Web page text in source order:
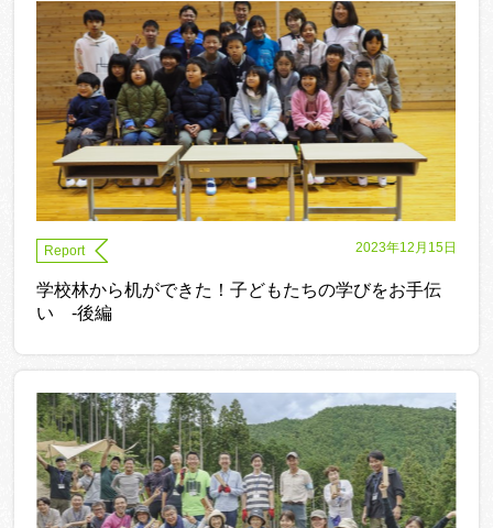
Report 2023年12月15日
学校林から机ができた！子どもたちの学びをお手伝
い -後編